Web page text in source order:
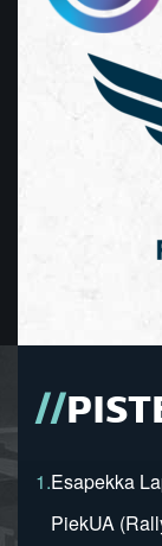
1.Esapekka
PiekUA